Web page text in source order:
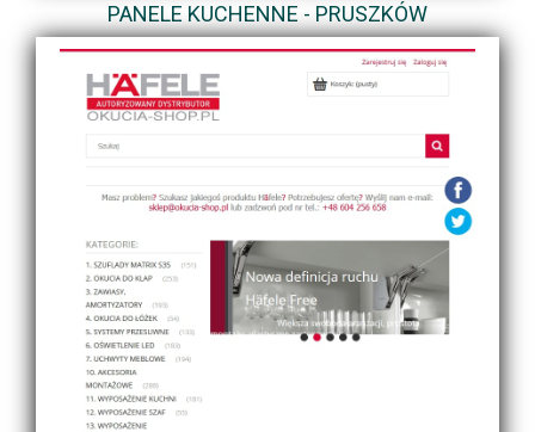
PANELE KUCHENNE - PRUSZKÓW